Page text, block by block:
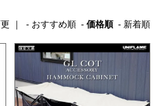
おすすめ順 価格順 新着順